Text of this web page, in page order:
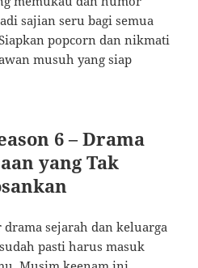
sajian seru bagi semua
popcorn dan nikmati
musuh yang siap
6 – Drama
yang Tak
sejarah dan keluarga
pasti harus masuk